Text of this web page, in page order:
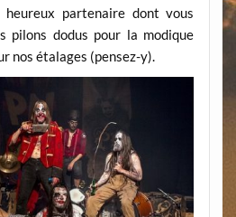
heureux partenaire dont vous
pilons dodus pour la modique
nos étalages (pensez-y).